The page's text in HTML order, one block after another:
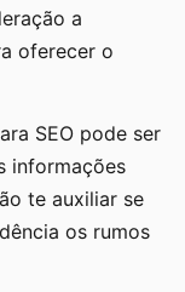
a
oferecer o
SEO pode ser
informações
te auxiliar se
os rumos